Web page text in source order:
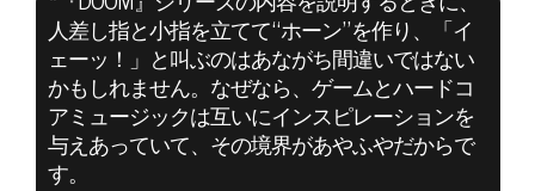
DOOM® Eternal
2019年10月25日
*『DOOM』シリーズの内容を説明するときに、
人差し指と小指を立てて“ホーン”を作り、「イ
ェーッ！」と叫ぶのはあながち間違いではない
かもしれません。なぜなら、ゲームとハードコ
アミュージックは互いにインスピレーションを
与えあっていて、その境界があやふやだからで
す。